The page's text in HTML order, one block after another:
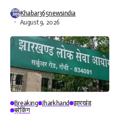
Khabar365newsindia
August 9, 2026
Breaking Jharkhand
झारखंड
ब्रेकिंग